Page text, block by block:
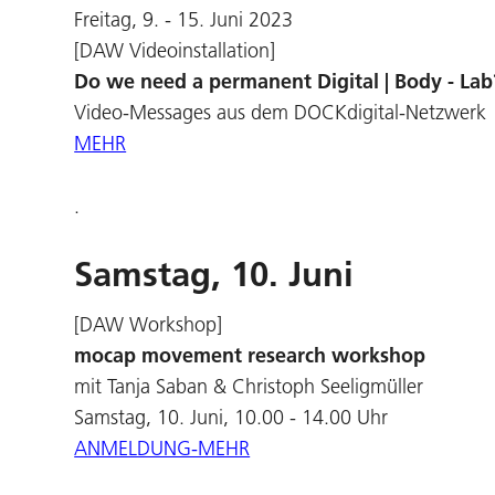
Freitag, 9. - 15. Juni 2023
[DAW Videoinstallation]
Do we need a permanent Digital | Body -
Video-Messages aus dem DOCKdigital-Netzwerk
MEHR
.
Samstag, 10. Juni
[DAW Workshop]
mocap movement research workshop
mit Tanja Saban & Christoph Seeligmüller
Samstag, 10. Juni, 10.00 - 14.00 Uhr
ANMELDUNG-MEHR